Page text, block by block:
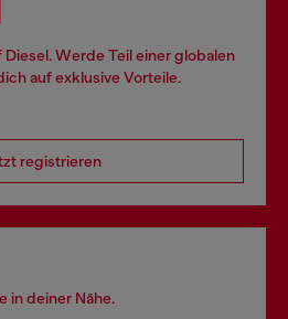
Werde Teil einer globalen
auf exklusive Vorteile.
registrieren
in deiner Nähe.